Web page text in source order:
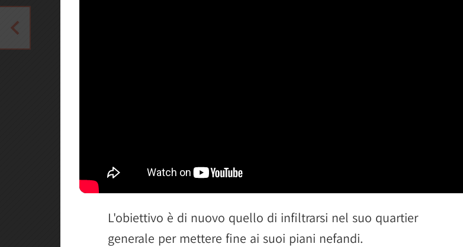
L'obiettivo è di nuovo quello di infiltrarsi nel suo quartier
generale per mettere fine ai suoi piani nefandi.